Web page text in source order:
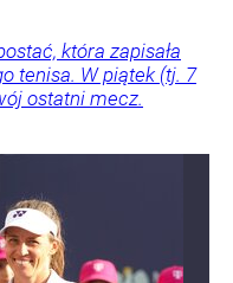
która zapisała
tenisa. W piątek (tj. 7
ostatni mecz.